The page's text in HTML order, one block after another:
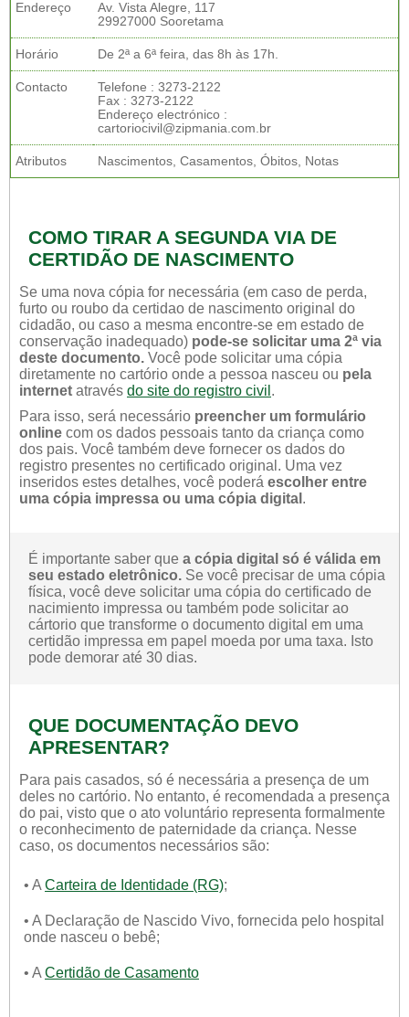
Endereço
Av. Vista Alegre, 117
29927000 Sooretama
Horário De 2ª a 6ª feira, das 8h às 17h.
Contacto
Telefone : 3273-2122
Fax : 3273-2122
Endereço electrónico :
cartoriocivil@zipmania.com.br
Atributos Nascimentos, Casamentos, Óbitos, Notas
COMO TIRAR A SEGUNDA VIA DE
CERTIDÃO DE NASCIMENTO
Se uma nova cópia for necessária (em caso de perda,
furto ou roubo da certidao de nascimento original do
cidadão, ou caso a mesma encontre-se em estado de
conservação inadequado) pode-se solicitar uma 2ª via
deste documento. Você pode solicitar uma cópia
diretamente no cartório onde a pessoa nasceu ou pela
internet através do site do registro civil .
Para isso, será necessário preencher um formulário
online com os dados pessoais tanto da criança como
dos pais. Você também deve fornecer os dados do
registro presentes no certificado original. Uma vez
inseridos estes detalhes, você poderá escolher entre
uma cópia impressa ou uma cópia digital .
É importante saber que a cópia digital só é válida em
seu estado eletrônico. Se você precisar de uma cópia
física, você deve solicitar uma cópia do certificado de
nacimiento impressa ou também pode solicitar ao
cártorio que transforme o documento digital em uma
certidão impressa em papel moeda por uma taxa. Isto
pode demorar até 30 dias.
QUE DOCUMENTAÇÃO DEVO
APRESENTAR?
Para pais casados, só é necessária a presença de um
deles no cartório. No entanto, é recomendada a presença
do pai, visto que o ato voluntário representa formalmente
o reconhecimento de paternidade da criança. Nesse
caso, os documentos necessários são:
• A Carteira de Identidade (RG);
• A Declaração de Nascido Vivo, fornecida pelo hospital
onde nasceu o bebê;
• A Certidão de Casamento